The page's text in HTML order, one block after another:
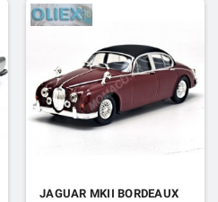
JAGUAR MKII BORDEAUX